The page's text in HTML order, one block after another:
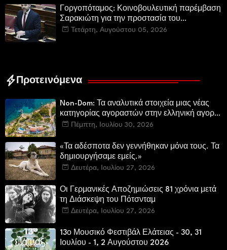
Γοργοπόταμος: Κοινοβουλευτική παρέμβαση
Σαρακιώτη για την προστασία του
εμβληματικού φυσικού και ιστορικού
Τετάρτη, Αυγούστου 05, 2026
Προτεινόμενα
Non-Dom: Τα αναλυτικά στοιχεία μιας νέας
κατηγορίας αγοραστών στην ελληνική αγορά
πολυτελών κατοικιών
Πέμπτη, Ιουλίου 30, 2026
«Τα αδέσποτα δεν γεννήθηκαν μόνα τους. Τα
δημιουργήσαμε εμείς.»
Δευτέρα, Ιουλίου 27, 2026
Οι Γερμανικές Αποζημιώσεις 81 χρόνια μετά
τη Διάσκεψη του Πότσνταμ
Δευτέρα, Ιουλίου 27, 2026
13ο Μουσικό Φεστιβάλ Ελάτειας - 30, 31
Ιουλίου - 1, 2 Αυγούστου 2026